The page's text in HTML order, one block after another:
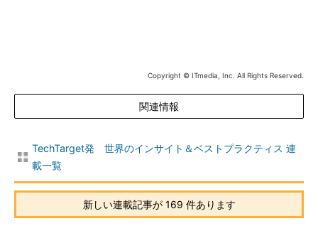
Copyright © ITmedia, Inc. All Rights Reserved.
関連情報
TechTarget発 世界のインサイト＆ベストプラクティス 連
載一覧
新しい連載記事が 169 件あります